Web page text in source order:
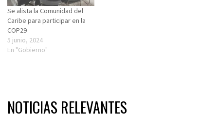
Se alista la Comunidad del
Caribe para participar en la
COP29
5 junio, 2024
En "Gobierno"
NOTICIAS RELEVANTES